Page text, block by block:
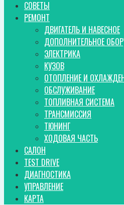
СОВЕТЫ
РЕМОНТ
ДВИГАТЕЛЬ И НАВЕСНОЕ
ДОПОЛНИТЕЛЬНОЕ
ЭЛЕКТРИКА
КУЗОВ
ОТОПЛЕНИЕ И
ОБСЛУЖИВАНИЕ
ТОПЛИВНАЯ СИСТЕМА
ТРАНСМИССИЯ
ТЮНИНГ
ХОДОВАЯ ЧАСТЬ
САЛОН
TEST DRIVE
ДИАГНОСТИКА
УПРАВЛЕНИЕ
КАРТА